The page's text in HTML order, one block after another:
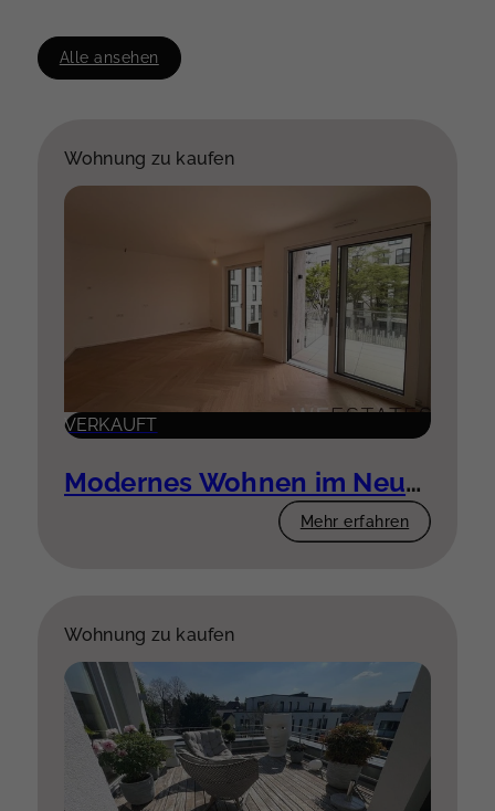
Alle ansehen
Wohnung zu kaufen
VERKAUFT
Modernes Wohnen im Neubau – 3 Zimmer mit Komfort
Mehr erfahren
Wohnung zu kaufen